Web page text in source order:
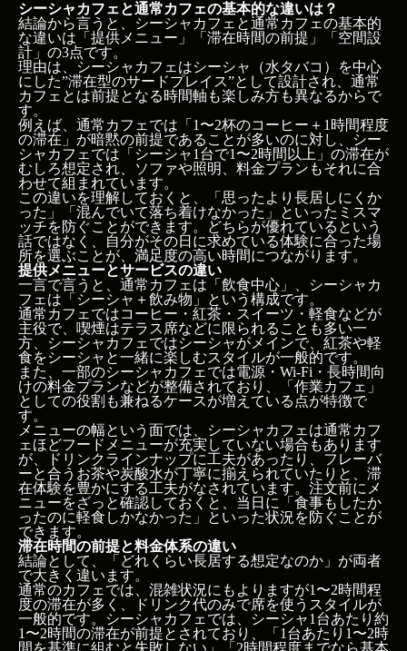
シーシャカフェと通常カフェの基本的な違いは？
結論から言うと、シーシャカフェと通常カフェの基本的
な違いは「提供メニュー」「滞在時間の前提」「空間設
計」の3点です。
理由は、シーシャカフェはシーシャ（水タバコ）を中心
にした”滞在型のサードプレイス”として設計され、通常
カフェとは前提となる時間軸も楽しみ方も異なるからで
す。
例えば、通常カフェでは「1〜2杯のコーヒー＋1時間程度
の滞在」が暗黙の前提であることが多いのに対し、シー
シャカフェでは「シーシャ1台で1〜2時間以上」の滞在が
むしろ想定され、ソファや照明、料金プランもそれに合
わせて組まれています。
この違いを理解しておくと、「思ったより長居しにくか
った」「混んでいて落ち着けなかった」といったミスマ
ッチを防ぐことができます。どちらが優れているという
話ではなく、自分がその日に求めている体験に合った場
所を選ぶことが、満足度の高い時間につながります。
提供メニューとサービスの違い
一言で言うと、通常カフェは「飲食中心」、シーシャカ
フェは「シーシャ＋飲み物」という構成です。
通常カフェではコーヒー・紅茶・スイーツ・軽食などが
主役で、喫煙はテラス席などに限られることも多い一
方、シーシャカフェではシーシャがメインで、紅茶や軽
食をシーシャと一緒に楽しむスタイルが一般的です。
また、一部のシーシャカフェでは電源・Wi-Fi・長時間向
けの料金プランなどが整備されており、「作業カフェ」
としての役割も兼ねるケースが増えている点が特徴で
す。
メニューの幅という面では、シーシャカフェは通常カフ
ェほどフードメニューが充実していない場合もあります
が、ドリンクラインナップに工夫があったり、フレーバ
ーと合うお茶や炭酸水が丁寧に揃えられていたりと、滞
在体験を豊かにする工夫がなされています。注文前にメ
ニューをざっと確認しておくと、当日に「食事もしたか
ったのに軽食しかなかった」といった状況を防ぐことが
できます。
滞在時間の前提と料金体系の違い
結論として、「どれくらい長居する想定なのか」が両者
で大きく違います。
通常のカフェでは、混雑状況にもよりますが1〜2時間程
度の滞在が多く、ドリンク代のみで席を使うスタイルが
一般的です。シーシャカフェでは、シーシャ1台あたり約
1〜2時間の滞在が前提とされており、「1台あたり1〜2時
シーシャカフェと通常カフェはどう違う？滞在時間・
空間・料金を徹底比較